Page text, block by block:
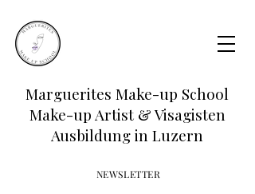
Marguerites Make-up School
Make-up Artist & Visagisten
Ausbildung in Luzern
NEWSLETTER